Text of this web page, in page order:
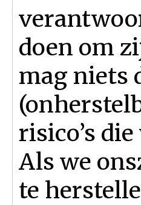
doen om
mag niets
risico’s
Als we
te